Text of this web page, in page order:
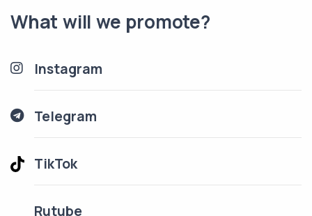
What will we promote?
Instagram
Telegram
TikTok
Rutube